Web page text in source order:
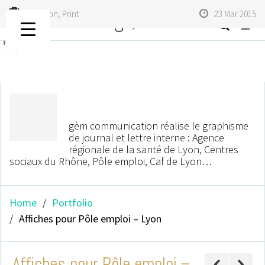
gèm communication réalise le graphisme
de journal et lettre interne : Agence
régionale de la santé de Lyon, Centres
sociaux du Rhône, Pôle emploi, Caf de Lyon…
Home
Portfolio
Affiches pour Pôle emploi – Lyon
Institution, Print 23 Mar 2015